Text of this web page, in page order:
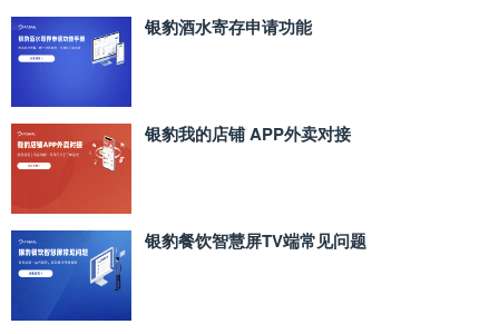
银豹酒水寄存申请功能
银豹我的店铺 APP外卖对接
银豹餐饮智慧屏TV端常见问题